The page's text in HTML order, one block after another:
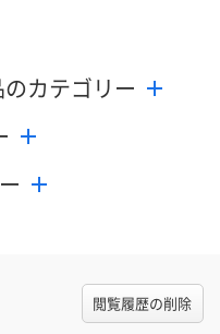
カテゴリー
閲覧履歴の削除